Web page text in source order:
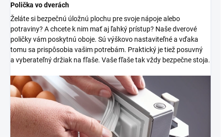
Polička vo dverách
Želáte si bezpečnú úložnú plochu pre svoje nápoje alebo
potraviny? A chcete k nim mať aj ľahký prístup? Naše dverové
poličky vám poskytnú oboje. Sú výškovo nastaviteľné a vďaka
tomu sa prispôsobia vašim potrebám. Praktický je tiež posuvný
a vyberateľný držiak na fľaše. Vaše fľaše tak vždy bezpečne stoja.